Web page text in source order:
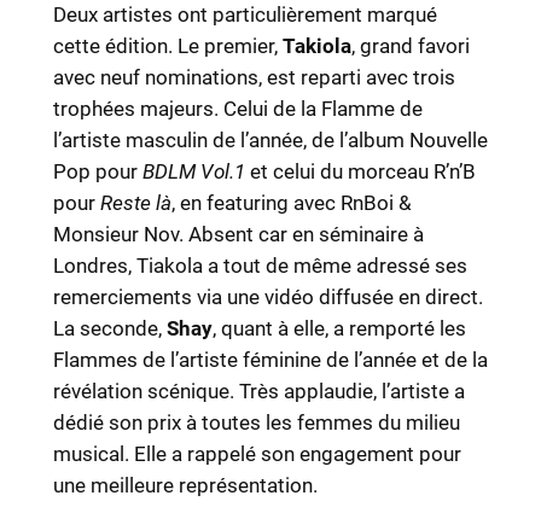
Deux artistes ont particulièrement marqué
cette édition. Le premier, Takiola, grand favori
avec neuf nominations, est reparti avec trois
trophées majeurs. Celui de la Flamme de
l’artiste masculin de l’année, de l’album Nouvelle
Pop pour BDLM Vol.1 et celui du morceau R’n’B
pour Reste là, en featuring avec RnBoi &
Monsieur Nov. Absent car en séminaire à
Londres, Tiakola a tout de même adressé ses
remerciements via une vidéo diffusée en direct.
La seconde, Shay, quant à elle, a remporté les
Flammes de l’artiste féminine de l’année et de la
révélation scénique. Très applaudie, l’artiste a
dédié son prix à toutes les femmes du milieu
musical. Elle a rappelé son engagement pour
une meilleure représentation.